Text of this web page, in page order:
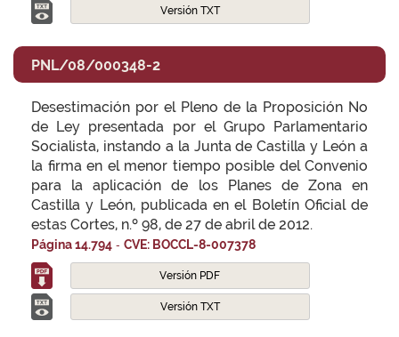
Versión TXT
PNL/08/000348-2
Desestimación por el Pleno de la Proposición No
de Ley presentada por el Grupo Parlamentario
Socialista, instando a la Junta de Castilla y León a
la firma en el menor tiempo posible del Convenio
para la aplicación de los Planes de Zona en
Castilla y León, publicada en el Boletín Oficial de
estas Cortes, n.º 98, de 27 de abril de 2012.
Página 14.794 - CVE: BOCCL-8-007378
Versión PDF
Versión TXT